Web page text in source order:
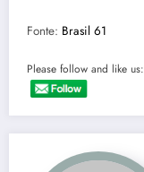
Fonte: Brasil 61
Please follow and like us: